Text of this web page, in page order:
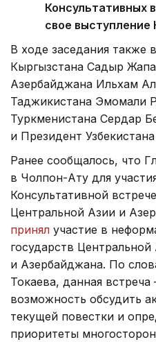
Консультативных
свое
В ходе заседания также
Кыргызстана Садыр
Азербайджана Ильхам
Таджикистана Эмомали
Туркменистана Сердар
и Президент
Ранее сообщалось, что
в Чолпон-Ату для
Консультативной
Центральной Азии и
принял участие в
государств Центральной
и Азербайджана. По
Токаева, данная
возможность обсудить
текущей повестки и
приоритеты